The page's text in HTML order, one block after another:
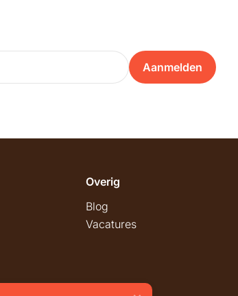
Aanmelden
Overig
Blog
Vacatures